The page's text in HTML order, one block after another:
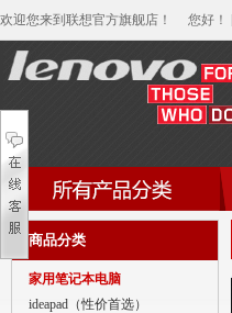
欢迎您来到联想官方旗舰店！ 您好 ！
家用笔记本电脑
商用笔记本电脑
商品分类
家用笔记本电脑
ideapad（性价首选）